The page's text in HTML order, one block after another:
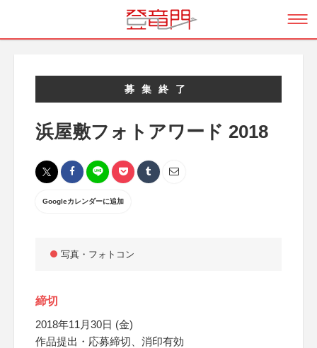
募集終了
浜屋敷フォトアワード 2018
Googleカレンダーに追加
写真・フォトコン
締切
2018年11月30日 (金)
作品提出・応募締切、消印有効